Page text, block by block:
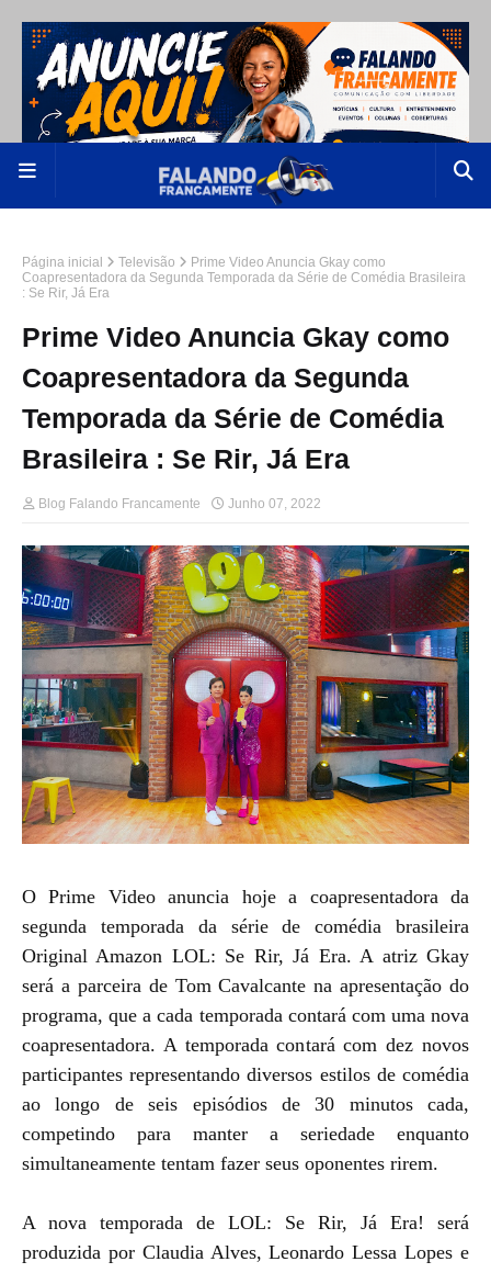
Página inicial Televisão
Prime Video Anuncia Gkay como
Coapresentadora da Segunda Temporada da Série de Comédia Brasileira
: Se Rir, Já Era
Prime Video Anuncia Gkay como
Coapresentadora da Segunda
Temporada da Série de Comédia
Brasileira : Se Rir, Já Era
Blog Falando Francamente Junho 07, 2022
O Prime Video anuncia hoje a coapresentadora da
segunda temporada da série de comédia brasileira
Original Amazon LOL: Se Rir, Já Era. A atriz Gkay
será a parceira de Tom Cavalcante na apresentação do
programa, que a cada temporada contará com uma nova
coapresentadora. A temporada contará com dez novos
participantes representando diversos estilos de comédia
ao longo de seis episódios de 30 minutos cada,
competindo para manter a seriedade enquanto
simultaneamente tentam fazer seus oponentes rirem.
A nova temporada de LOL: Se Rir, Já Era! será
produzida por Claudia Alves, Leonardo Lessa Lopes e